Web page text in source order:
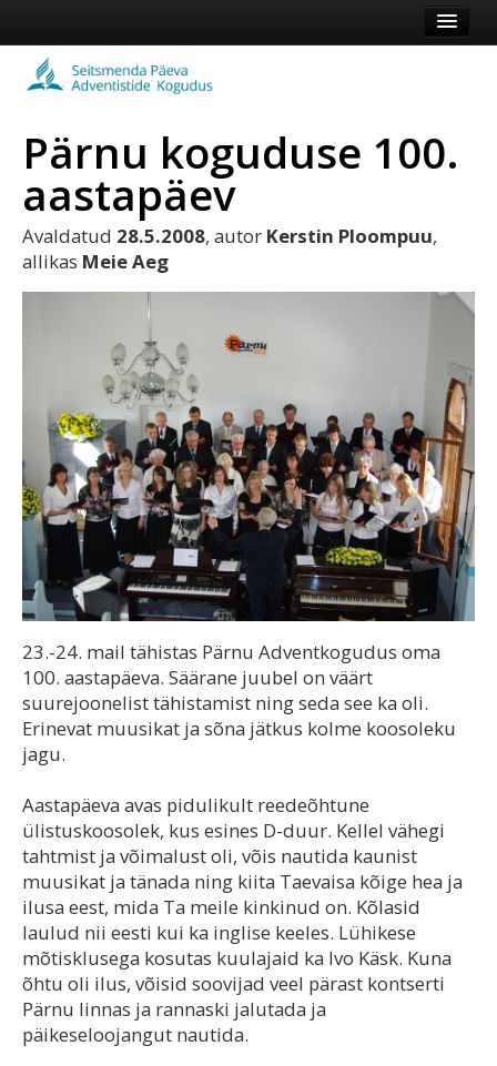
Koduleht
Vaata veel
Logi sisse või registreeru
Pärnu koguduse 100.
aastapäev
Avaldatud 28.5.2008, autor Kerstin Ploompuu,
allikas Meie Aeg
23.-24. mail tähistas Pärnu Adventkogudus oma
100. aastapäeva. Säärane juubel on väärt
suurejoonelist tähistamist ning seda see ka oli.
Erinevat muusikat ja sõna jätkus kolme koosoleku
jagu.
Aastapäeva avas pidulikult reedeõhtune
ülistuskoosolek, kus esines D-duur. Kellel vähegi
tahtmist ja võimalust oli, võis nautida kaunist
muusikat ja tänada ning kiita Taevaisa kõige hea ja
ilusa eest, mida Ta meile kinkinud on. Kõlasid
laulud nii eesti kui ka inglise keeles. Lühikese
mõtisklusega kosutas kuulajaid ka Ivo Käsk. Kuna
õhtu oli ilus, võisid soovijad veel pärast kontserti
Pärnu linnas ja rannaski jalutada ja
päikeseloojangut nautida.